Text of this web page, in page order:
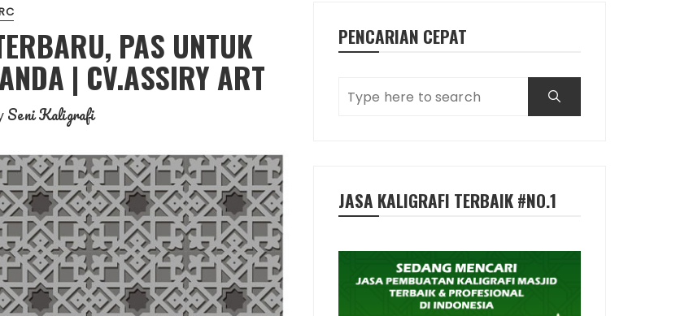
PAS UNTUK
| CV.ASSIRY ART
Seni Kaligrafi
PENCARIAN CEPAT
JASA KALIGRAFI TERBAIK #NO.1